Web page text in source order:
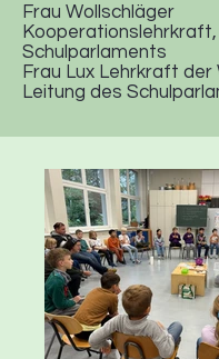
Frau Wollschläger
Schulparlaments
Frau Lux Lehrkraft
Leitung des